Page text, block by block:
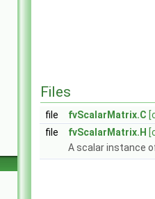
Files
file fvScalarMatrix.C
file
fvScalarMatrix.H
A scalar instance